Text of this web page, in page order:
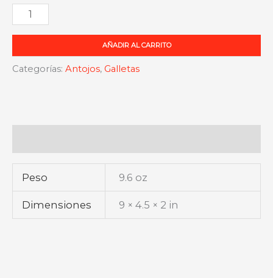
Galletas
Chocolate
AÑADIR AL CARRITO
Categorías: Antojos, Galletas
Peso 9.6 oz
Dimensiones 9 × 4.5 × 2 in